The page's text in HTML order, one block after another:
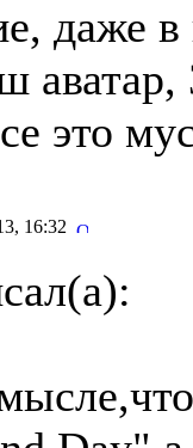
даже в
это
16:32